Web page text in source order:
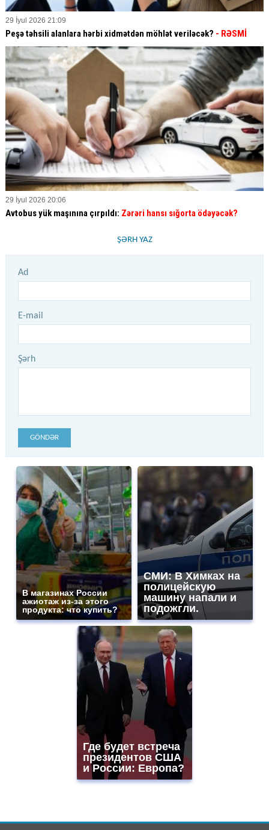
29 İyul 2026 21:09
Peşə təhsili alanlara hərbi xidmətdən möhlət veriləcək? - RƏSMİ
29 İyul 2026 20:06
Avtobus yük maşınına çırpıldı: Zərəri hansı sığorta ödəyəcək?
ŞƏRH YAZ
Ad
E-mail
Şərh
GÖNDƏR
В магазинах России
ажиотаж из-за этого
продукта: что купить?
СМИ: В Химках на
полицейскую
машину напали и
подожгли.
Где будет встреча
президентов США
и России: Европа?